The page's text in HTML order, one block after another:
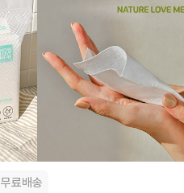
무료배송